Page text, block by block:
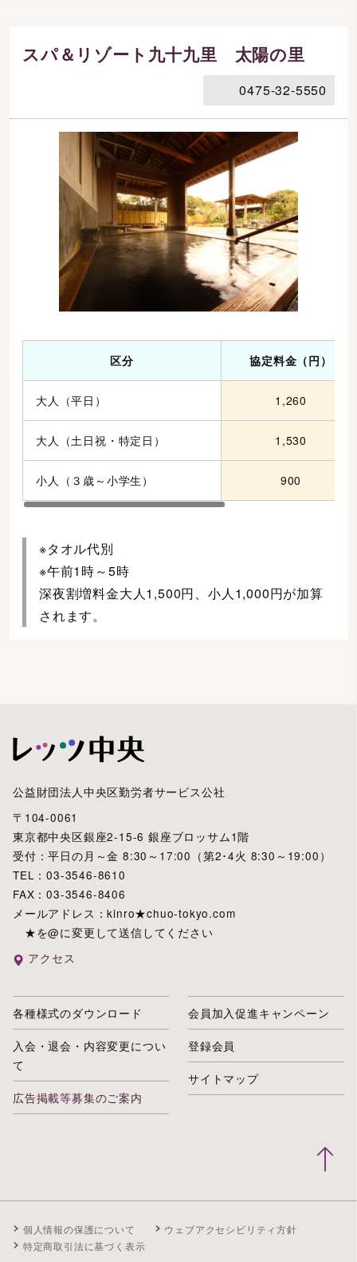
スパ＆リゾート九十九里 太陽の里
0475-32-5550
区分 協定料金（円）
大人（平日） 1,260
大人（土日祝・特定日） 1,530
小人（３歳～小学生） 900
※タオル代別
※午前1時～5時
深夜割増料金大人1,500円、小人1,000円が加算
されます。
公益財団法人中央区勤労者サービス公社
〒104-0061
東京都中央区銀座2-15-6 銀座ブロッサム1階
受付：平日の月～金 8:30～17:00（第2･4火 8:30～19:00）
TEL：03-3546-8610
FAX：03-3546-8406
メールアドレス：kinro★chuo-tokyo.com
★を@に変更して送信してください
アクセス
各種様式のダウンロード
入会・退会・内容変更につい
て
広告掲載等募集のご案内
会員加入促進キャンペーン
登録会員
サイトマップ
個人情報の保護について
ウェブアクセシビリティ方針
特定商取引法に基づく表示